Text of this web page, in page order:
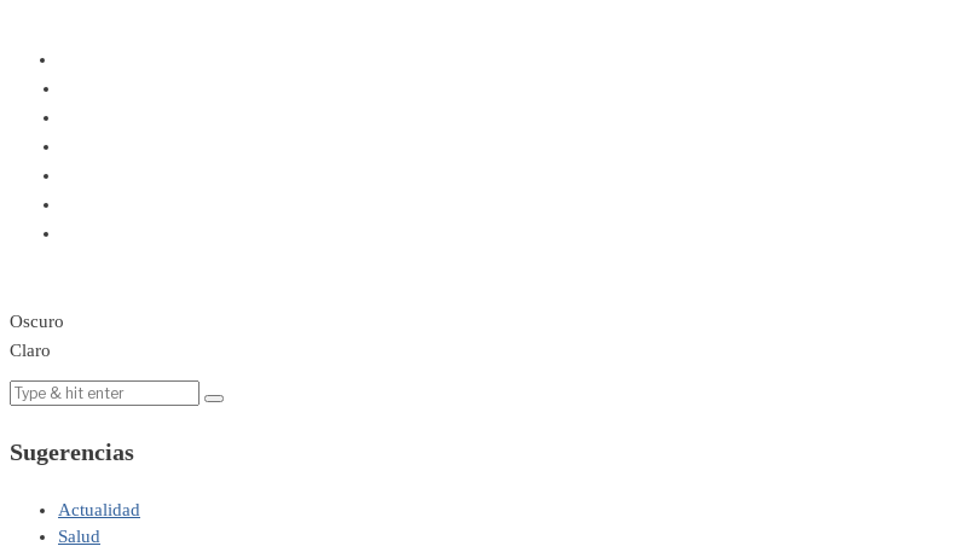
Oscuro
Claro
Sugerencias
Actualidad
Salud